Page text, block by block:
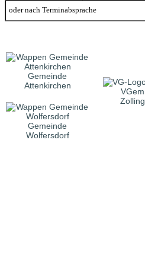
oder nach Terminabsprache
Gemeinde
Attenkirchen
VGem
Zolling
Gemeinde
Wolfersdorf